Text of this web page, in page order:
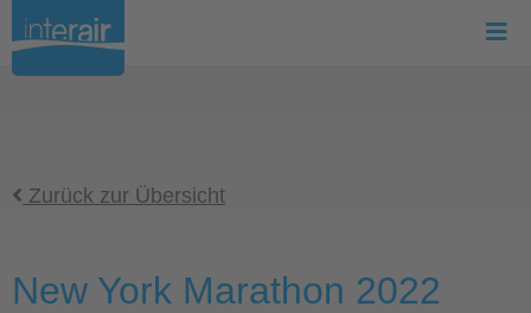
Zurück zur Übersicht
New York Marathon 2022